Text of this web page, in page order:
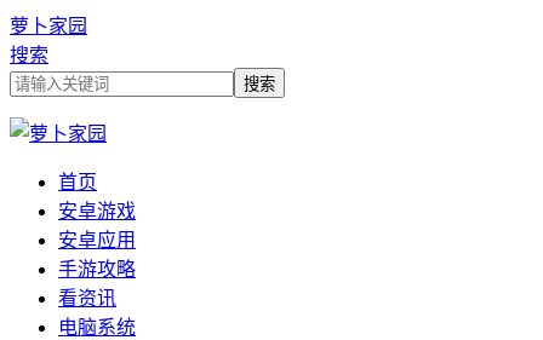
萝卜家园
搜索
首页
安卓游戏
安卓应用
手游攻略
看资讯
电脑系统